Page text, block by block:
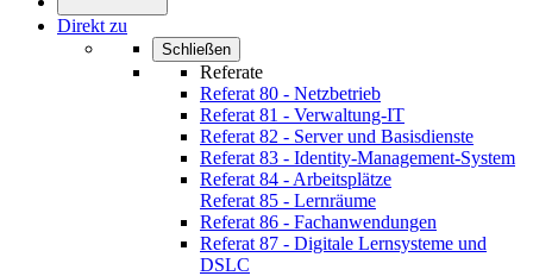
Direkt zu
Schließen
Referate
Referat 80 - Netzbetrieb
Referat 81 - Verwaltung-IT
Referat 82 - Server und Basisdienste
Referat 83 - Identity-Management-System
Referat 84 - Arbeitsplätze
Referat 85 - Lernräume
Referat 86 - Fachanwendungen
Referat 87 - Digitale Lernsysteme und
DSLC